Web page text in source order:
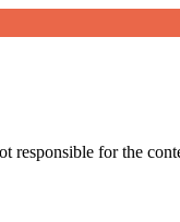
responsible for the